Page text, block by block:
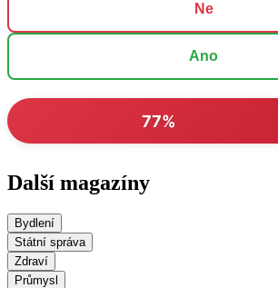
Ne
Ano
77%
Další magazíny
Bydlení
Státní správa
Zdraví
Průmysl